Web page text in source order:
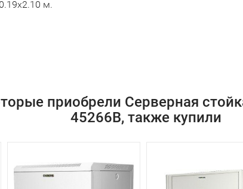
м.
приобрели Серверная
45266B, также купили